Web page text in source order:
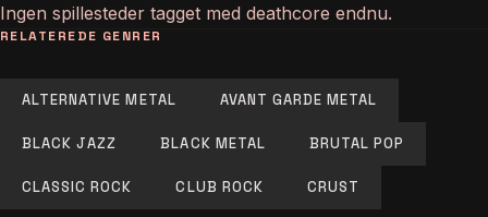
Ingen spillesteder tagget med deathcore endnu.
RELATEREDE GENRER
ALTERNATIVE METAL AVANT GARDE METAL
BLACK JAZZ BLACK METAL BRUTAL POP
CLASSIC ROCK CLUB ROCK CRUST